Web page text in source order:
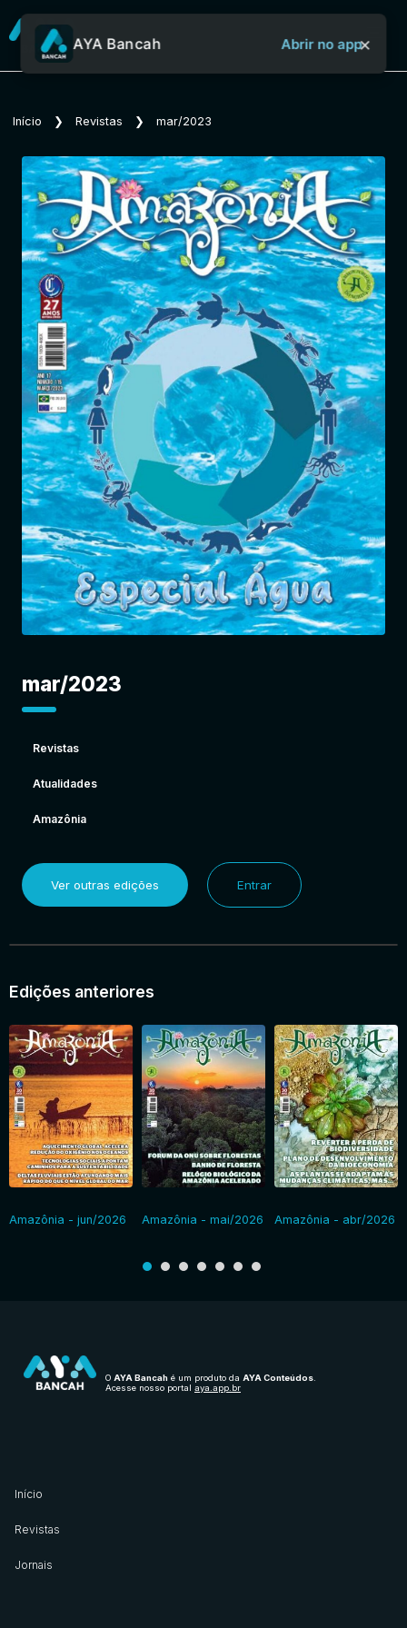
Sobre o Aya Bancah
Início
Revistas
Jornais
Notícias
Entrar
AYA Bancah Abrir no app×
Início ❯ Revistas ❯ mar/2023
mar/2023
Revistas
Atualidades
Amazônia
Ver outras edições Entrar
Edições anteriores
Amazônia - jun/2026 Amazônia - mai/2026 Amazônia - abr/2026
O AYA Bancah é um produto da AYA Conteúdos
Acesse nosso portal aya.app.br
Início
Revistas
Jornais